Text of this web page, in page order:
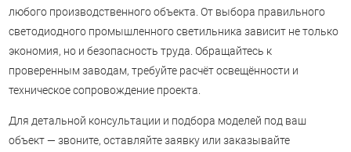
любого производственного объекта. От выбора правильного
светодиодного промышленного светильника зависит не только
экономия, но и безопасность труда. Обращайтесь к
проверенным заводам, требуйте расчёт освещённости и
техническое сопровождение проекта.
Для детальной консультации и подбора моделей под ваш
объект — звоните, оставляйте заявку или заказывайте